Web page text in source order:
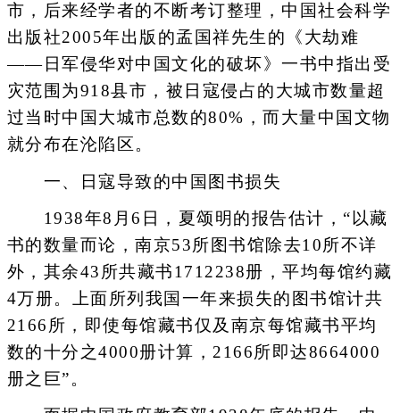
市，后来经学者的不断考订整理，中国社会科学
出版社2005年出版的孟国祥先生的《大劫难
——日军侵华对中国文化的破坏》一书中指出受
灾范围为918县市，被日寇侵占的大城市数量超
过当时中国大城市总数的80%，而大量中国文物
就分布在沦陷区。
一、日寇导致的中国图书损失
1938年8月6日，夏颂明的报告估计，“以藏
书的数量而论，南京53所图书馆除去10所不详
外，其余43所共藏书1712238册，平均每馆约藏
4万册。上面所列我国一年来损失的图书馆计共
2166所，即使每馆藏书仅及南京每馆藏书平均
数的十分之4000册计算，2166所即达8664000
册之巨”。